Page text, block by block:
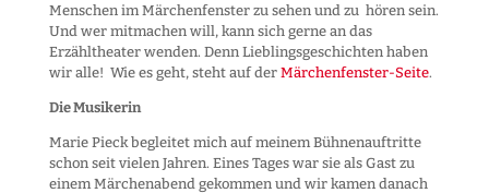
Menschen im Märchenfenster zu sehen und zu hören sein.
Und wer mitmachen will, kann sich gerne an das
Erzähltheater wenden. Denn Lieblingsgeschichten haben
wir alle! Wie es geht, steht auf der Märchenfenster-Seite.
Die Musikerin
Marie Pieck begleitet mich auf meinem Bühnenauftritte
schon seit vielen Jahren. Eines Tages war sie als Gast zu
einem Märchenabend gekommen und wir kamen danach